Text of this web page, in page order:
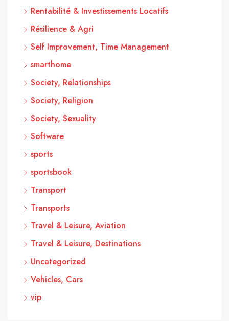
Rentabilité & Investissements Locatifs
Résilience & Agri
Self Improvement, Time Management
smarthome
Society, Relationships
Society, Religion
Society, Sexuality
Software
sports
sportsbook
Transport
Transports
Travel & Leisure, Aviation
Travel & Leisure, Destinations
Uncategorized
Vehicles, Cars
vip